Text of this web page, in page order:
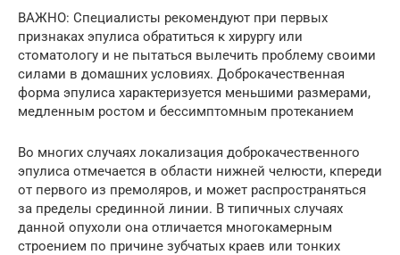
ВАЖНО: Специалисты рекомендуют при первых
признаках эпулиса обратиться к хирургу или
стоматологу и не пытаться вылечить проблему своими
силами в домашних условиях. Доброкачественная
форма эпулиса характеризуется меньшими размерами,
медленным ростом и бессимптомным протеканием
Во многих случаях локализация доброкачественного
эпулиса отмечается в области нижней челюсти, кпереди
от первого из премоляров, и может распространяться
за пределы срединной линии. В типичных случаях
данной опухоли она отличается многокамерным
строением по причине зубчатых краев или тонких